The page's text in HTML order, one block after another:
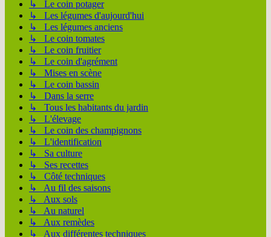
↳ Le coin potager
↳ Les légumes d'aujourd'hui
↳ Les légumes anciens
↳ Le coin tomates
↳ Le coin fruitier
↳ Le coin d'agrément
↳ Mises en scène
↳ Le coin bassin
↳ Dans la serre
↳ Tous les habitants du jardin
↳ L'élevage
↳ Le coin des champignons
↳ L'identification
↳ Sa culture
↳ Ses recettes
↳ Côté techniques
↳ Au fil des saisons
↳ Aux sols
↳ Au naturel
↳ Aux remèdes
↳ Aux différentes techniques